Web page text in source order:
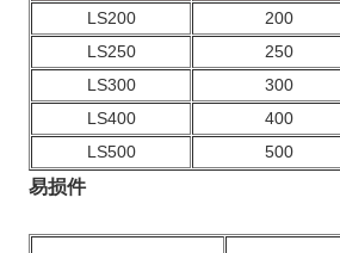
LS200
200
LS250
250
LS300
300
LS400
400
LS500
500
易损件